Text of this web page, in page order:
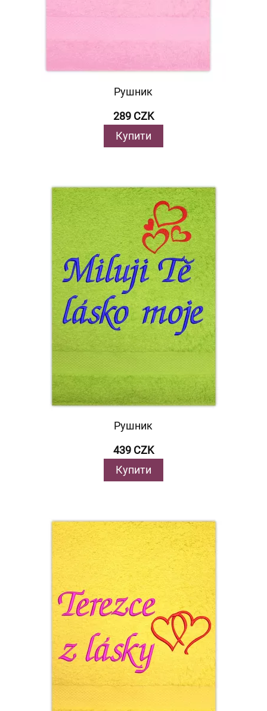
Рушник
289 CZK
Купити
Рушник
439 CZK
Купити